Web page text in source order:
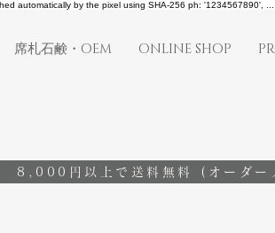
automatically by the pixel using SHA-256 ph: '1234567890', ...
席札石鹸・OEM ONLINE SHOP
8,000円以上で送料無料 (オーダー